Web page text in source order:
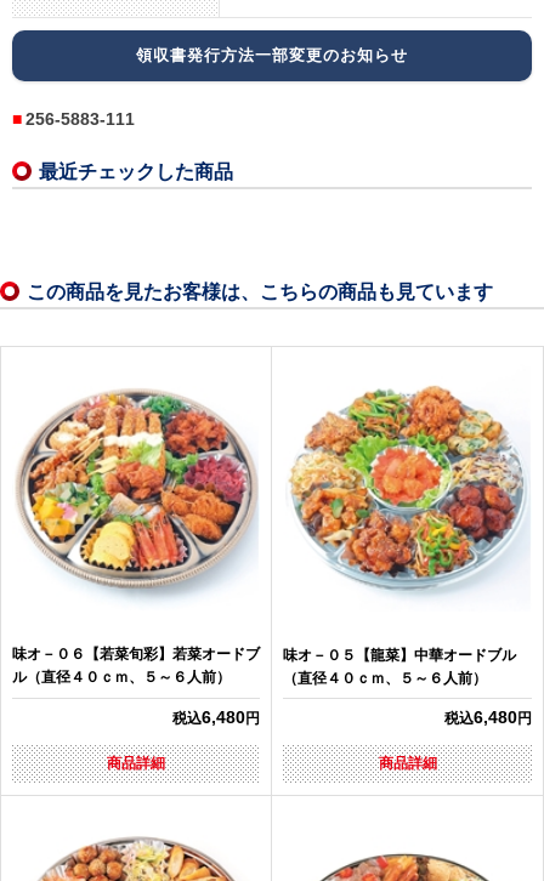
領収書発行方法一部変更のお知らせ
256-5883-111
最近チェックした商品
この商品を見たお客様は、こちらの商品も見ています
味オ－０６【若菜旬彩】若菜オードブ
ル（直径４０ｃｍ、５～６人前）
税込6,480円
商品詳細
味オ－０５【龍菜】中華オードブル
（直径４０ｃｍ、５～６人前）
税込6,480円
商品詳細